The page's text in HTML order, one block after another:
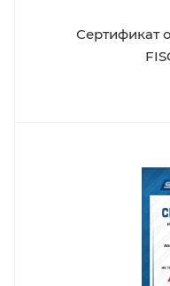
Сертификат